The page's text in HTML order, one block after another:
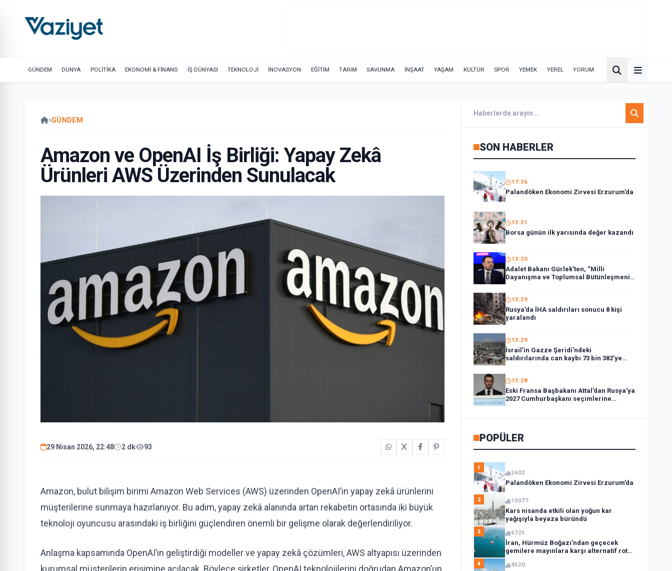
GÜNDEM DÜNYA POLİTİKA EKONOMİ & FİNANS İŞ DÜNYASI TEKNOLOJİ İNOVASYON EĞİTİM TARIM SAVUNMA İNŞAAT YAŞAM KÜLTÜR SPOR YEMEK YEREL YORUM
GÜNDEM
Amazon ve OpenAI İş Birliği: Yapay Zekâ
Ürünleri AWS Üzerinden Sunulacak
29 Nisan 2026, 22:48 2 dk 93
Amazon, bulut bilişim birimi Amazon Web Services (AWS) üzerinden OpenAI’ın yapay zekâ ürünlerini
müşterilerine sunmaya hazırlanıyor. Bu adım, yapay zekâ alanında artan rekabetin ortasında iki büyük
teknoloji oyuncusu arasındaki iş birliğini güçlendiren önemli bir gelişme olarak değerlendiriliyor.
Anlaşma kapsamında OpenAI’ın geliştirdiği modeller ve yapay zekâ çözümleri, AWS altyapısı üzerinden
kurumsal müşterilerin erişimine açılacak. Böylece şirketler, OpenAI teknolojilerini doğrudan Amazon’un
SON HABERLER
17:36
Palandöken Ekonomi Zirvesi Erzurum’da
13:31
Borsa günün ilk yarısında değer kazandı
13:30
Adalet Bakanı Gürlek’ten, “Milli
Dayanışma ve Toplumsal Bütünleşmenin
Güçlendirilmesi Kanun Teklifi”ne ilişkin
paylaşım:
13:29
Rusya’da İHA saldırıları sonucu 8 kişi
yaralandı
13:29
İsrail’in Gazze Şeridi’ndeki
saldırılarında can kaybı 73 bin 382’ye
yükseldi
13:28
Eski Fransa Başbakanı Attal’dan Rusya’ya
2027 Cumhurbaşkanı seçimlerine
müdahale suçlaması:
POPÜLER
1
2602
Palandöken Ekonomi Zirvesi Erzurum’da
2 10077
Kars nisanda etkili olan yoğun kar
yağışıyla beyaza büründü
3 6725
İran, Hürmüz Boğazı’ndan geçecek
gemilere mayınlara karşı alternatif rota
4 4520